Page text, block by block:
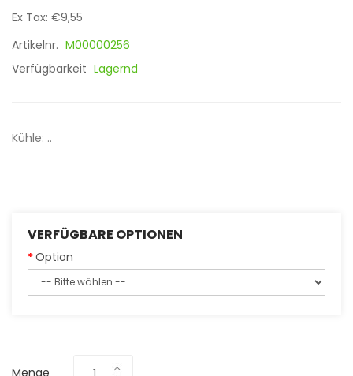
Ex Tax: €9,55
Artikelnr. M00000256
Verfügbarkeit Lagernd
Kühle: ..
VERFÜGBARE OPTIONEN
Option
Menge